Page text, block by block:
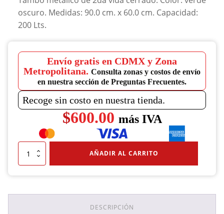
oscuro. Medidas: 90.0 cm. x 60.0 cm. Capacidad:
200 Lts.
Envío gratis en CDMX y Zona
Metropolitana. Consulta zonas y costos de envío
en nuestra sección de Preguntas Frecuentes.
Recoge sin costo en nuestra tienda.
$600.00 más IVA
Tambo
Metálico
Lts
AÑADIR AL CARRITO
DESCRIPCIÓN